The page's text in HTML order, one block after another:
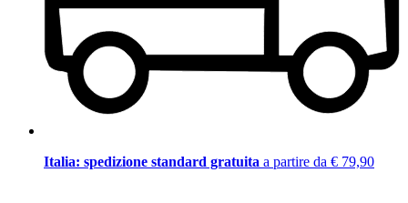
Italia: spedizione standard gratuita a partire da € 79,90